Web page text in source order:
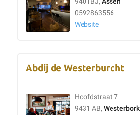
9401BJ, Assen
0592863556
Website
Abdij de Westerburcht
Hoofdstraat 7
9431 AB, Westerbork